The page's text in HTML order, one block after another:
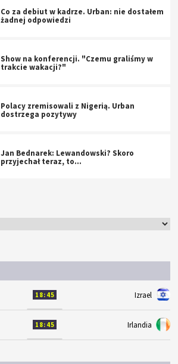
Co za debiut w kadrze. Urban: nie dostałem
żadnej odpowiedzi
Show na konferencji. "Czemu graliśmy w
trakcie wakacji?"
Polacy zremisowali z Nigerią. Urban
dostrzega pozytywy
Jan Bednarek: Lewandowski? Skoro
przyjechał teraz, to…
18:45 Izrael
18:45 Irlandia